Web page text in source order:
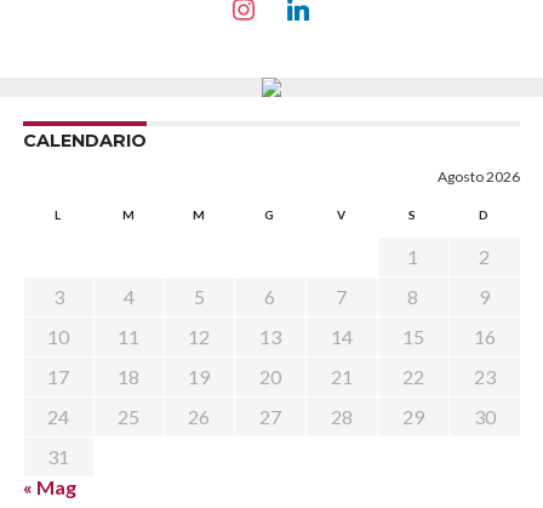
CALENDARIO
Agosto 2026
L M M G V S D
1
2
3
4 5 6 7 8
9
10
11 12 13 14 15
16
17
18 19 20 21 22
23
24
25 26 27 28 29
30
31
« Mag